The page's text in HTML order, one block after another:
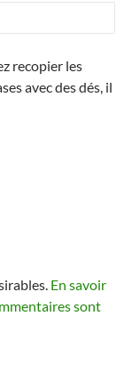
recopier les
avec des dés, il
En savoir
sont